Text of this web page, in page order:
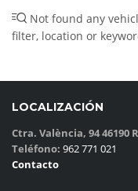
Not found any
filter, location or
LOCALIZACIÓN
Ctra. València, 94 46190
Teléfono: 962 771 021
Contacto